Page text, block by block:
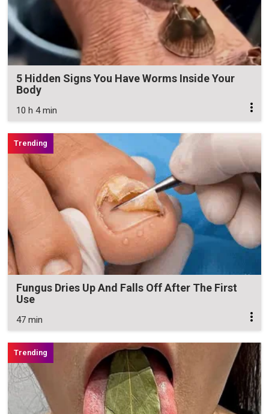
5 Hidden Signs You Have Worms Inside Your
Body
10 h 4 min
Fungus Dries Up And Falls Off After The First
Use
47 min